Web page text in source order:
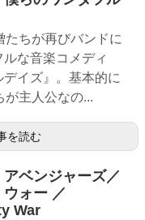
たちが再びバンドに
な音楽コメディ
デイズ』。基本的に
が主人公なの...
を読む
アベンジャーズ／
ォー ／
War